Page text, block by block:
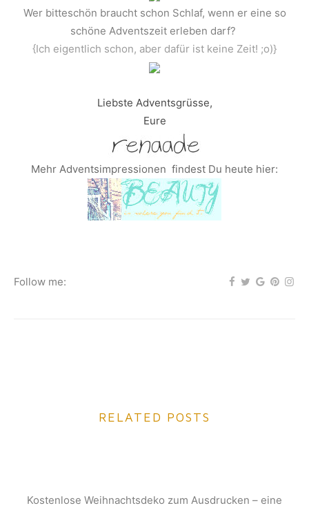
Wer bitteschön braucht schon Schlaf, wenn er eine so
schöne Adventszeit erleben darf?
{Ich eigentlich schon, aber dafür ist keine Zeit! ;o)}
Liebste Adventsgrüsse,
Eure
Mehr Adventsimpressionen findest Du heute hier:
Follow me:
RELATED POSTS
Kostenlose Weihnachtsdeko zum Ausdrucken – eine